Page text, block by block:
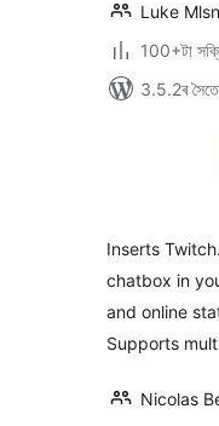
Luke
100+টা
3.5.2ৰ সৈতে
Inserts
chatbox in
and online
Supports
Nicolas